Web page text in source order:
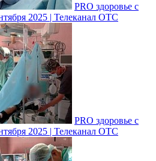
PRO здоровье с
2025 | Телеканал ОТС
PRO здоровье с
2025 | Телеканал ОТС